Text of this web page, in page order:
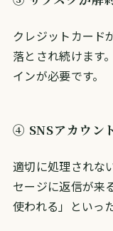
クレジットカード
落とされ続けます
インが必要です。
④ SNSアカウン
適切に処理されな
セージに返信が来
使われる」といっ